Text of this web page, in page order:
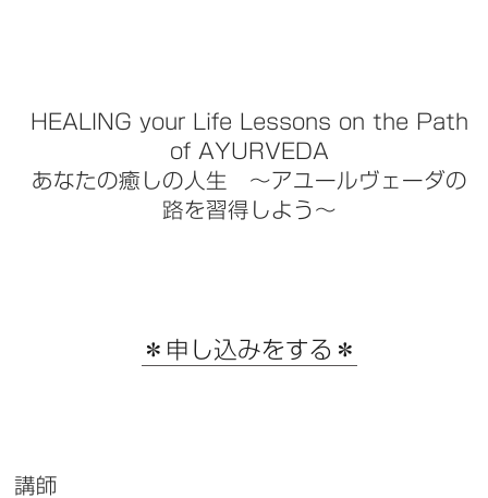
HEALING your Life Lessons on the Path
of AYURVEDA
あなたの癒しの人生 〜アユールヴェーダの
路を習得しよう〜
＊申し込みをする＊
講師